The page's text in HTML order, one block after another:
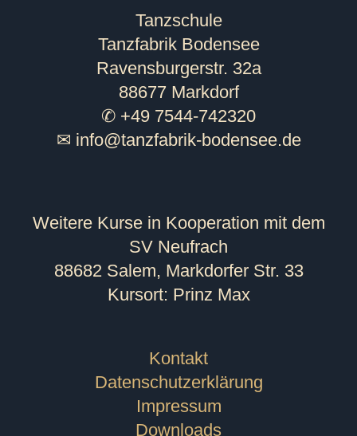
Tanzschule
Tanzfabrik Bodensee
Ravensburgerstr. 32a
88677 Markdorf
✆ +49 7544-742320
✉ info@tanzfabrik-bodensee.de
Weitere Kurse in Kooperation mit dem
SV Neufrach
88682 Salem, Markdorfer Str. 33
Kursort: Prinz Max
Kontakt
Datenschutzerklärung
Impressum
Downloads